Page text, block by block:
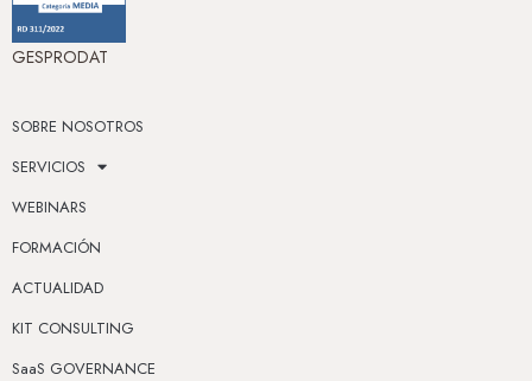
GESPRODAT
SOBRE NOSOTROS
SERVICIOS
WEBINARS
FORMACIÓN
ACTUALIDAD
KIT CONSULTING
SaaS GOVERNANCE